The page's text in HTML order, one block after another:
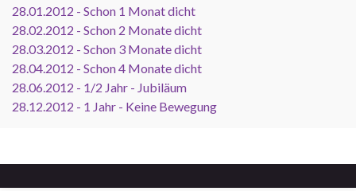
28.01.2012 - Schon 1 Monat dicht
28.02.2012 - Schon 2 Monate dicht
28.03.2012 - Schon 3 Monate dicht
28.04.2012 - Schon 4 Monate dicht
28.06.2012 - 1/2 Jahr - Jubiläum
28.12.2012 - 1 Jahr - Keine Bewegung